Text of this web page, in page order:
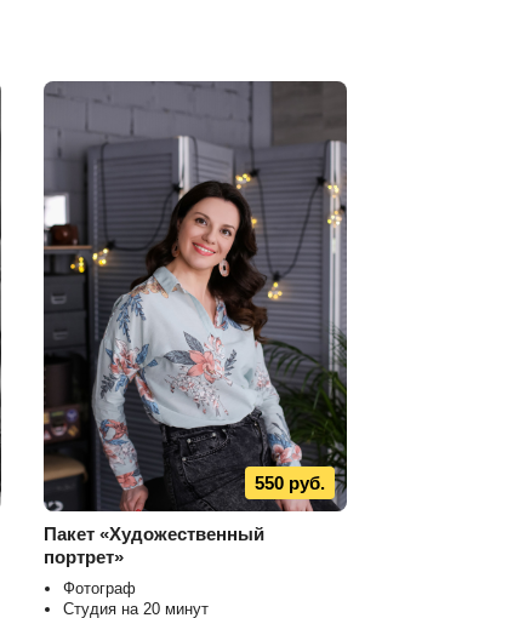
550 руб.
Пакет «Художественный
портрет»
Фотограф
Студия на 20 минут